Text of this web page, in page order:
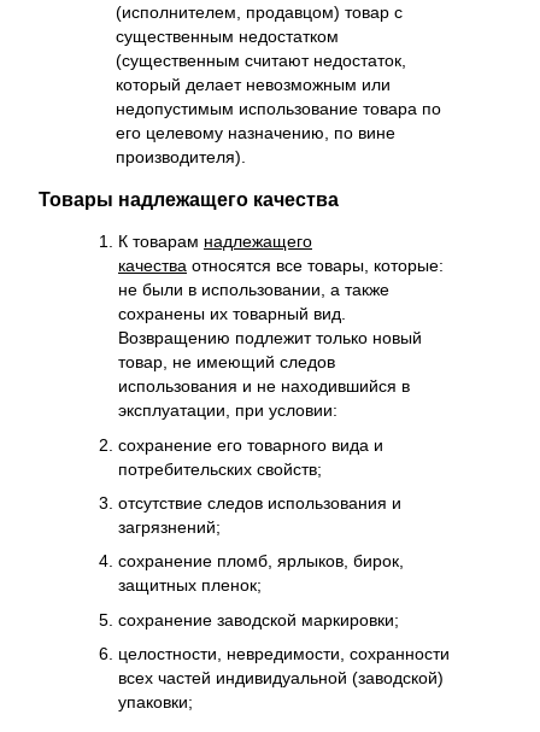
(исполнителем, продавцом) товар с
существенным недостатком
(существенным считают недостаток,
который делает невозможным или
недопустимым использование товара по
его целевому назначению, по вине
производителя).
Товары надлежащего качества
К товарам надлежащего
качества относятся все товары, которые:
не были в использовании, а также
сохранены их товарный вид.
Возвращению подлежит только новый
товар, не имеющий следов
использования и не находившийся в
эксплуатации, при условии:
сохранение его товарного вида и
потребительских свойств;
отсутствие следов использования и
загрязнений;
сохранение пломб, ярлыков, бирок,
защитных пленок;
сохранение заводской маркировки;
целостности, невредимости, сохранности
всех частей индивидуальной (заводской)
упаковки;